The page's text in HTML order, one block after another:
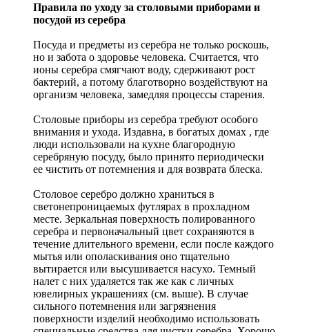
Правила по уходу за столовыми приборами и
посудой из серебра
Посуда и предметы из серебра не только роскошь,
но и забота о здоровье человека. Считается, что
ионы серебра смягчают воду, сдерживают рост
бактерий, а потому благотворно воздействуют на
организм человека, замедляя процессы старения.
Столовые приборы из серебра требуют особого
внимания и ухода. Издавна, в богатых домах , где
люди использовали на кухне благородную
серебряную посуду, было принято периодически
ее чистить от потемнения и для возврата блеска.
Столовое серебро должно храниться в
светонепроницаемых футлярах в прохладном
месте. Зеркальная поверхность полированного
серебра и первоначальный цвет сохраняются в
течение длительного времени, если после каждого
мытья или ополаскивания оно тщательно
вытирается или высушивается насухо. Темный
налет с них удаляется так же как с личных
ювелирных украшениях (см. выше). В случае
сильного потемнения или загрязнения
поверхности изделий необходимо использовать